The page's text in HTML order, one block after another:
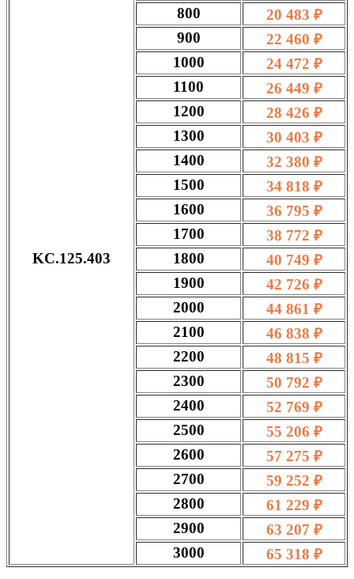
KC.125.403
800
20 483 ₽
900
22 460 ₽
1000
24 472 ₽
1100
26 449 ₽
1200
28 426 ₽
1300
30 403 ₽
1400
32 380 ₽
1500
34 818 ₽
1600
36 795 ₽
1700
38 772 ₽
1800
40 749 ₽
1900
42 726 ₽
2000
44 861 ₽
2100
46 838 ₽
2200
48 815 ₽
2300
50 792 ₽
2400
52 769 ₽
2500
55 206 ₽
2600
57 275 ₽
2700
59 252 ₽
2800
61 229 ₽
2900
63 207 ₽
3000
65 318 ₽